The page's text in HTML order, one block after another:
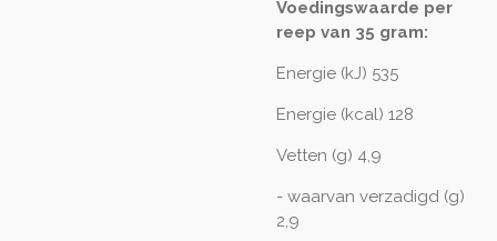
Voedingswaarde per
reep van 35 gram:
Energie (kJ) 535
Energie (kcal) 128
Vetten (g) 4,9
- waarvan verzadigd (g)
2,9